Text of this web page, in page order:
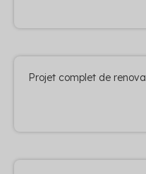
Projet complet de